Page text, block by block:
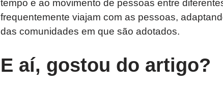
tempo e ao movimento de pessoas entre
frequentemente viajam com as pessoas,
das comunidades em que são adotados.
E aí, gostou do artigo?